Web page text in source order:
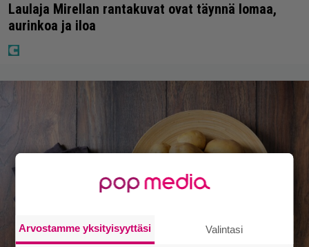
Laulaja Mirellan rantakuvat ovat täynnä lomaa,
aurinkoa ja iloa
Arvostamme yksityisyyttäsi Valintasi